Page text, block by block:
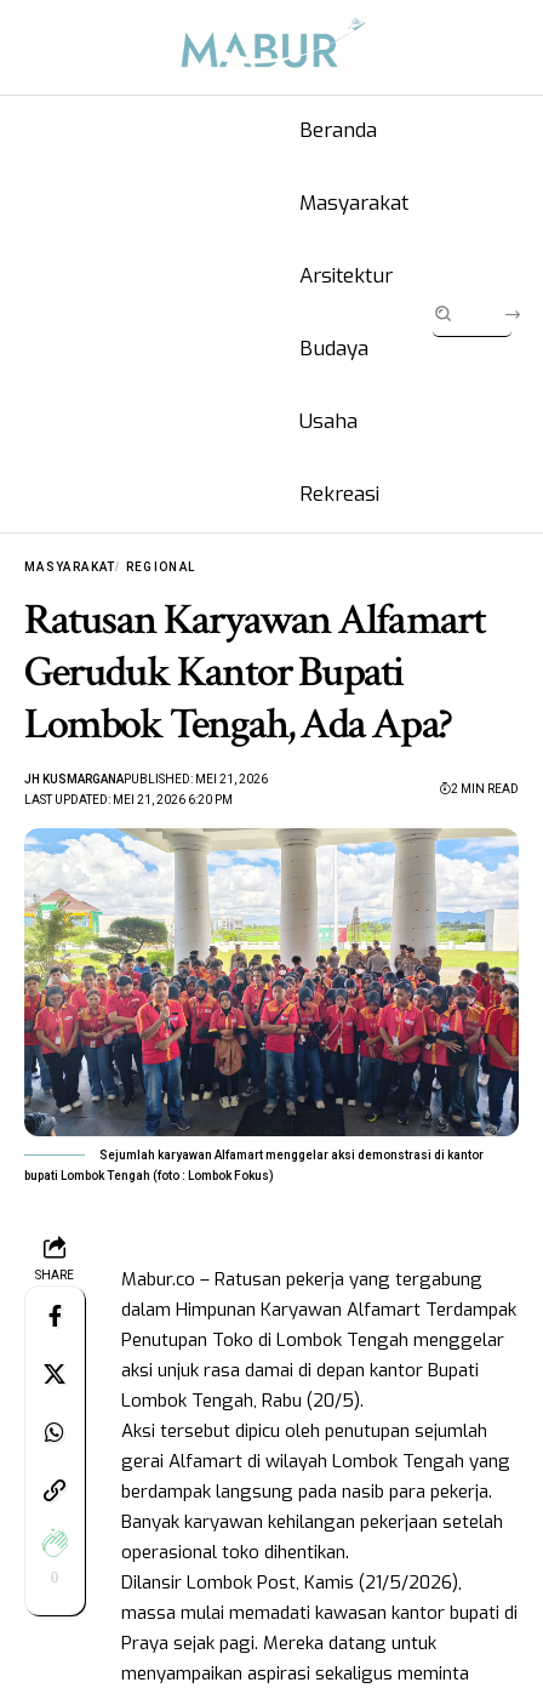
Beranda
Masyarakat
Arsitektur
Budaya
Usaha
Rekreasi
MASYARAKAT REGIONAL
Ratusan Karyawan Alfamart
Geruduk Kantor Bupati
Lombok Tengah, Ada Apa?
LAST UPDATED: MEI 21, 2026 6:20 PM
JH KUSMARGANAPUBLISHED: MEI 21, 2026
2 MIN READ
Sejumlah karyawan Alfamart menggelar aksi demonstrasi di kantor
bupati Lombok Tengah (foto : Lombok Fokus)
SHARE
0
Mabur.co – Ratusan pekerja yang tergabung
dalam Himpunan Karyawan Alfamart Terdampak
Penutupan Toko di Lombok Tengah menggelar
aksi unjuk rasa damai di depan kantor Bupati
Lombok Tengah, Rabu (20/5).
Aksi tersebut dipicu oleh penutupan sejumlah
gerai Alfamart di wilayah Lombok Tengah yang
berdampak langsung pada nasib para pekerja.
Banyak karyawan kehilangan pekerjaan setelah
operasional toko dihentikan.
Dilansir Lombok Post, Kamis (21/5/2026),
massa mulai memadati kawasan kantor bupati di
Praya sejak pagi. Mereka datang untuk
menyampaikan aspirasi sekaligus meminta